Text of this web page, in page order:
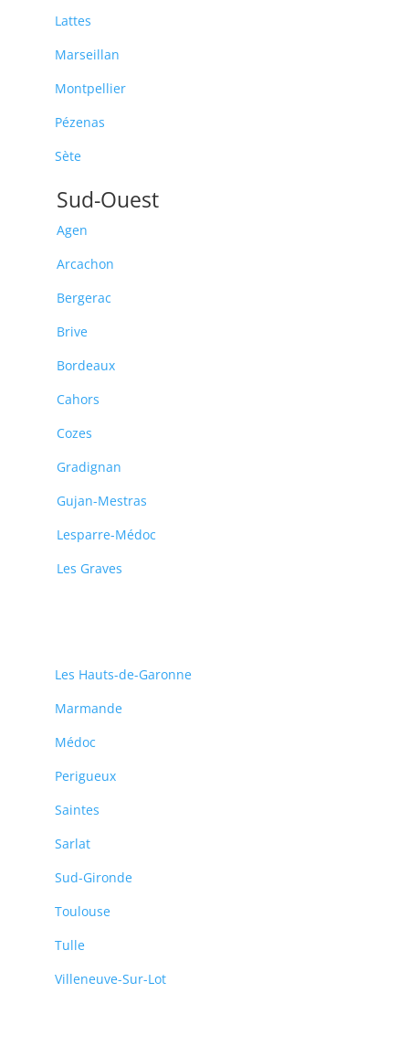
Lattes
Marseillan
Montpellier
Pézenas
Sète
Sud-Ouest
Agen
Arcachon
Bergerac
Brive
Bordeaux
Cahors
Cozes
Gradignan
Gujan-Mestras
Lesparre-Médoc
Les Graves
Les Hauts-de-Garonne
Marmande
Médoc
Perigueux
Saintes
Sarlat
Sud-Gironde
Toulouse
Tulle
Villeneuve-Sur-Lot